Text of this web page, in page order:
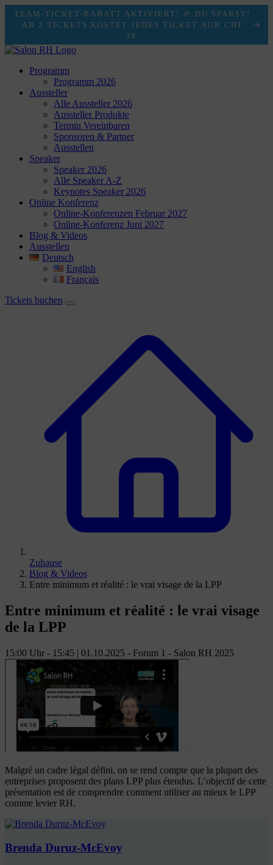
TEAM-TICKET-RABATT AKTIVIERT! 🎉 DU SPARST!
AB 2 TICKETS KOSTET JEDES TICKET NUR CHF
39.
Programm
Programm 2026
Aussteller
Alle Aussteller 2026
Aussteller Produkte
Termin Vereinbaren
Sponsoren & Partner
Ausstellen
Speaker
Speaker 2026
Alle Speaker A-Z
Keynotes Speaker 2026
Online Konferenz
Online-Konferenzen Februar 2027
Online-Konferenz Juni 2027
Blog & Videos
Ausstellen
Deutsch
English
Français
Tickets buchen
Zuhause
Blog & Videos
Entre minimum et réalité : le vrai visage de la LPP
Entre minimum et réalité : le vrai visage
de la LPP
15:00 Uhr - 15:45 | 01.10.2025 - Forum 1 - Salon RH 2025
Malgré un cadre légal défini, on se rend compte que la plupart des
entreprises proposent des plans LPP plus étendus. L’objectif de cette
présentation est de comprendre comment utiliser au mieux le LPP
comme levier RH.
Brenda Duruz-McEvoy